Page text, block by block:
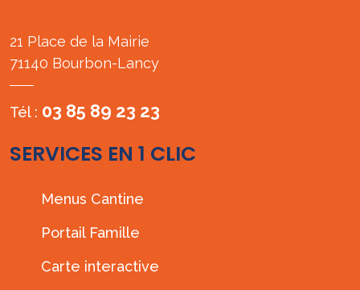
21 Place de la Mairie
71140 Bourbon-Lancy
Tél : 03 85 89 23 23
SERVICES EN 1 CLIC
Menus Cantine
Portail Famille
Carte interactive